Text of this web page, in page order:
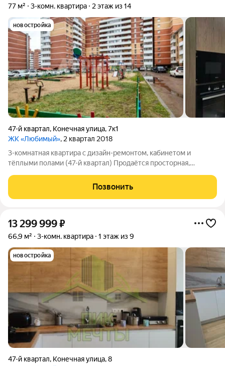
77 м² 3-комн. квартира 2 этаж из 14
новостройка
47-й квартал, Конечная улица,7к1
ЖК «Любимый», 2 квартал 2018
3-комнатная квартира с дизайн-ремонтом, кабинетом и
тёплыми полами (47-й квартал) Продаётся просторная,
площадью 77 кв.м. в одном из самых престижных и развитых
районов Улан-Удэ! Идеал для тех, кто
Позвонить
13 299 999₽
66,9 м² 3-комн. квартира 1 этаж из 9
новостройка
47-й квартал, Конечная улица,8